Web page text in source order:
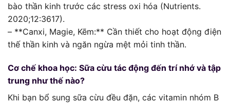
bào thần kinh trước các stress oxi hóa (Nutrients.
2020;12:3617).
– **Canxi, Magie, Kẽm:** Cần thiết cho hoạt động điện
thế thần kinh và ngăn ngừa mệt mỏi tinh thần.
Cơ chế khoa học: Sữa cừu tác động đến trí nhớ và tập
trung như thế nào?
Khi bạn bổ sung sữa cừu đều đặn, các vitamin nhóm B